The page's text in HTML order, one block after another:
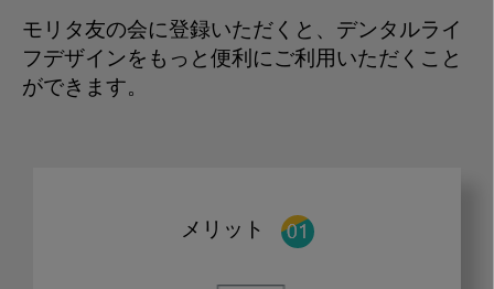
モリタ友の会に登録いただくと、デンタルライ
フデザインをもっと便利にご利用いただくこと
ができます。
メリット